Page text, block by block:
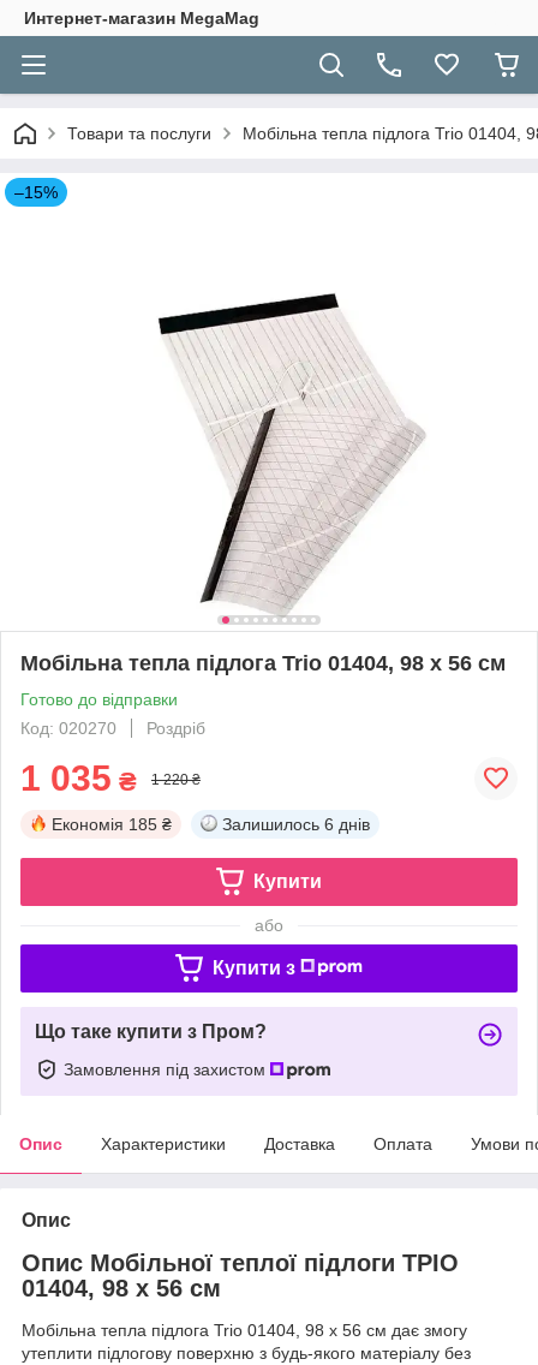
Интернет-магазин MegaMag
Товари та послуги Мобільна тепла підлога Trio 01404,
–15%
Мобільна тепла підлога Trio 01404, 98 х 56 см
Готово до відправки
Код: 020270
Роздріб
1 035 ₴ 1 220 ₴
Економія 185 ₴ Залишилось 6 днів
Купити
або
Купити з
Що таке купити з Пром?
Замовлення під захистом
Опис Характеристики Доставка Оплата Умови
Опис
Опис Мобільної теплої підлоги ТРІО
01404, 98 х 56 см
Мобільна тепла підлога Trio 01404, 98 х 56 см дає змогу
утеплити підлогову поверхню з будь-якого матеріалу без